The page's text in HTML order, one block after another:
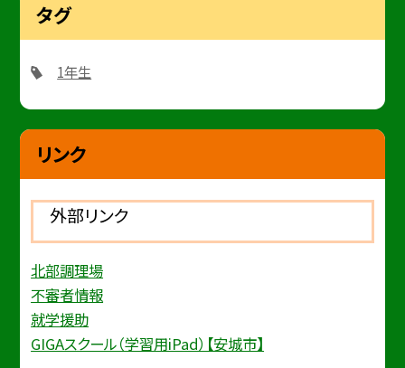
タグ
1年生
リンク
外部リンク
北部調理場
不審者情報
就学援助
GIGAスクール（学習用iPad）【安城市】